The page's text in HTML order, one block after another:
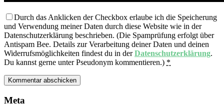
Durch das Anklicken der Checkbox erlaube ich die Speicherung
und Verwendung meiner Daten durch diese Website wie in der
Datenschutzerklärung beschrieben. (Die Spamprüfung erfolgt über
Antispam Bee. Details zur Verarbeitung deiner Daten und deinen
Widerrufsmöglichkeiten findest du in derDatenschutzerklärung.
Du kannst gerne unter Pseudonym kommentieren.) *
Meta